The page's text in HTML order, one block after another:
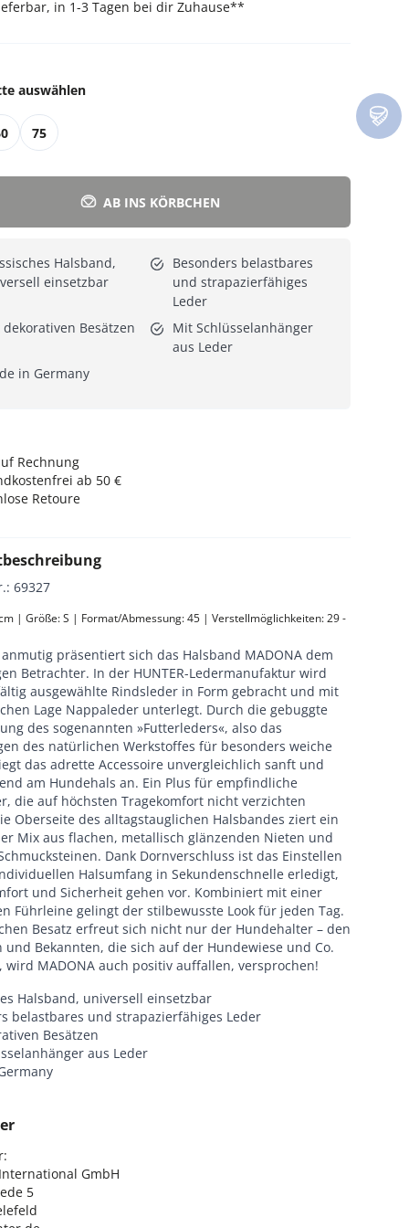
in 1-3 Tagen bei dir Zuhause**
auswählen
75
AB INS KÖRBCHEN
Halsband,
einsetzbar
Besonders belastbares
und strapazierfähiges
Leder
Besätzen
Mit Schlüsselanhänger
aus Leder
in Germany
Rechnung
ab 50 €
Retoure
: 69327
| Größe: S | Format/Abmessung: 45 | Verstellmöglichkeiten: 29 -
präsentiert sich das Halsband MADONA dem
Betrachter. In der HUNTER-Ledermanufaktur wird
ausgewählte Rindsleder in Form gebracht und mit
Lage Nappaleder unterlegt. Durch die gebuggte
des sogenannten »Futterleders«, also das
des natürlichen Werkstoffes für besonders weiche
das adrette Accessoire unvergleichlich sanft und
am Hundehals an. Ein Plus für empfindliche
die auf höchsten Tragekomfort nicht verzichten
Oberseite des alltagstauglichen Halsbandes ziert ein
Mix aus flachen, metallisch glänzenden Nieten und
Dank Dornverschluss ist das Einstellen
Halsumfang in Sekundenschnelle erledigt,
und Sicherheit gehen vor. Kombiniert mit einer
Führleine gelingt der stilbewusste Look für jeden Tag.
Besatz erfreut sich nicht nur der Hundehalter – den
und Bekannten, die sich auf der Hundewiese und Co.
wird MADONA auch positiv auffallen, versprochen!
Halsband, universell einsetzbar
belastbares und strapazierfähiges Leder
Besätzen
aus Leder
GmbH
5